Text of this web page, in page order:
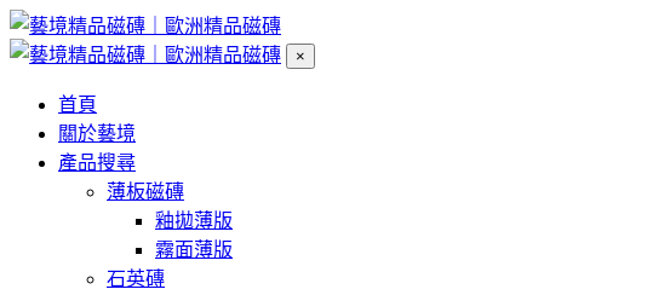
×
首頁
關於藝境
產品搜尋
薄板磁磚
釉拋薄版
霧面薄版
石英磚